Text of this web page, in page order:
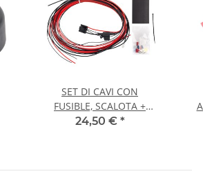
SET DI CAVI CON
FUSIBLE, SCALOTA +
ZOCCOLE PER RELÈ
24,50 € *